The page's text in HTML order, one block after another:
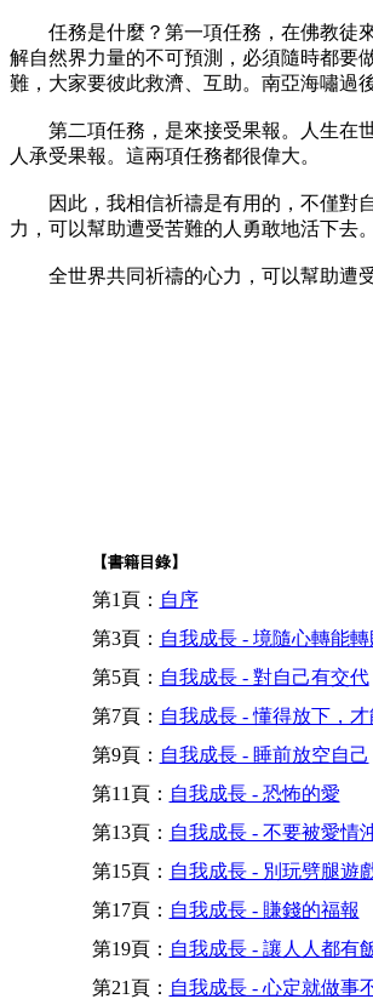
任務是什麼？第一項任務，在佛教徒來
解自然界力量的不可預測，必須隨時都要
難，大家要彼此救濟、互助。南亞海嘯過
第二項任務，是來接受果報。人生在世
人承受果報。這兩項任務都很偉大。
因此，我相信祈禱是有用的，不僅對自
力，可以幫助遭受苦難的人勇敢地活下去
全世界共同祈禱的心力，可以幫助遭受
【書籍目錄】
第1頁： 自序
第3頁： 自我成長 - 境隨心轉能
第5頁： 自我成長 - 對自己有交代
第7頁： 自我成長 - 懂得放下，
第9頁： 自我成長 - 睡前放空自己
第11頁： 自我成長 - 恐怖的愛
第13頁： 自我成長 - 不要被愛情
第15頁： 自我成長 - 別玩劈腿遊
第17頁： 自我成長 - 賺錢的福報
第19頁： 自我成長 - 讓人人都有
第21頁： 自我成長 - 心定就做事